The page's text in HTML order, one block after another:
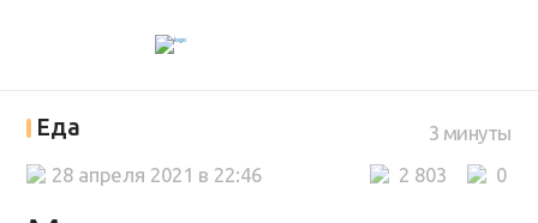
Еда
3 минуты
0
2 803
28 апреля 2021 в 22:46